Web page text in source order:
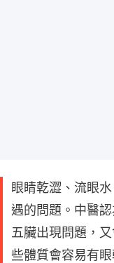
眼睛乾澀、流眼
遇的問題。中醫
五臟出現問題，
些體質會容易有